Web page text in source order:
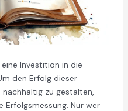
Investition in die
den Erfolg dieser
zu gestalten,
Nur wer